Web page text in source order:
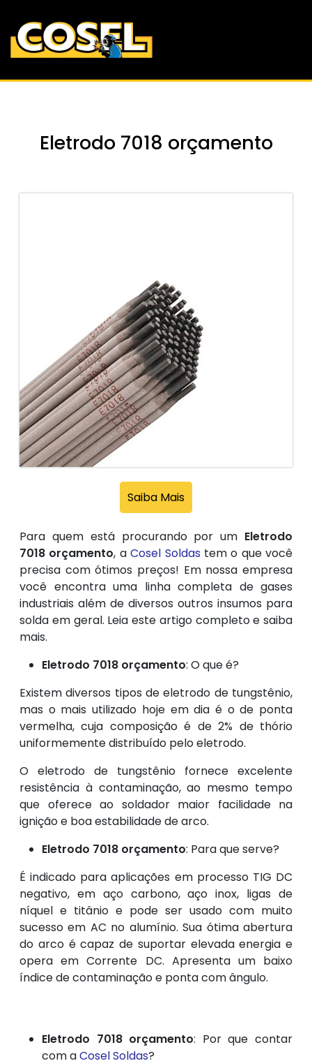
Eletrodo 7018 orçamento
Para quem está procurando por um Eletrodo
7018 orçamento, aCosel Soldas tem o que você
precisa com ótimos preços! Em nossa empresa
você encontra uma linha completa de gases
industriais além de diversos outros insumos para
solda em geral. Leia este artigo completo e saiba
mais.
Eletrodo 7018 orçamento: O que é?
Existem diversos tipos de eletrodo de tungstênio,
mas o mais utilizado hoje em dia é o de ponta
vermelha, cuja composição é de 2% de thório
uniformemente distribuído pelo eletrodo.
O eletrodo de tungstênio fornece excelente
resistência à contaminação, ao mesmo tempo
que oferece ao soldador maior facilidade na
ignição e boa estabilidade de arco.
Eletrodo 7018 orçamento: Para que serve?
É indicado para aplicações em processo TIG DC
negativo, em aço carbono, aço inox, ligas de
níquel e titânio e pode ser usado com muito
sucesso em AC no alumínio. Sua ótima abertura
do arco é capaz de suportar elevada energia e
opera em Corrente DC. Apresenta um baixo
índice de contaminação e ponta com ângulo.
Saiba Mais
Eletrodo 7018 orçamento: Por que contar
com aCosel Soldas?